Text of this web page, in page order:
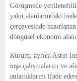
Görüşmede
yakıt alanlarındaki
çerçevesinde
döngüsel ekonomi
Kurum, ayrıca Asrın
inşa çalışmalarını ve
anlattıklarını ifade